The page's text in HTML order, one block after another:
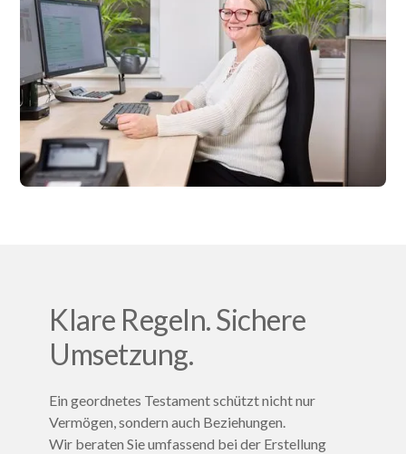
Klare Regeln. Sichere
Umsetzung.
Ein geordnetes Testament schützt nicht nur
Vermögen, sondern auch Beziehungen.
Wir beraten Sie umfassend bei der Erstellung